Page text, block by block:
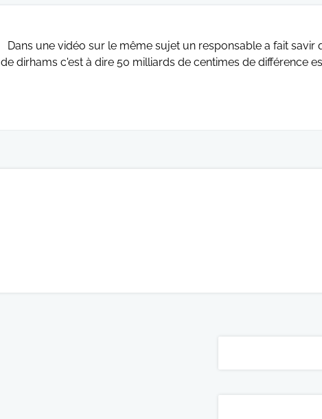
Dans une vidéo sur le même sujet un responsable a fait
de dirhams c'est à dire 50 milliards de centimes de différence